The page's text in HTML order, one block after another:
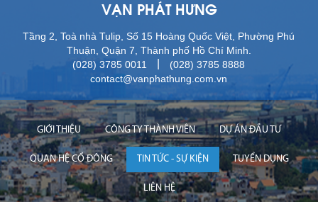
VẠN PHÁT HƯNG
Tầng 2, Toà nhà Tulip, Số 15 Hoàng Quốc Việt, Phường Phú
Thuận, Quận 7, Thành phố Hồ Chí Minh.
(028) 3785 0011
(028) 3785 8888
contact@vanphathung.com.vn
GIỚI THIỆU CÔNG TY THÀNH VIÊN DỰ ÁN ĐẦU TƯ
QUAN HỆ CỔ ĐÔNG TIN TỨC - SỰ KIỆN TUYỂN DỤNG
LIÊN HỆ